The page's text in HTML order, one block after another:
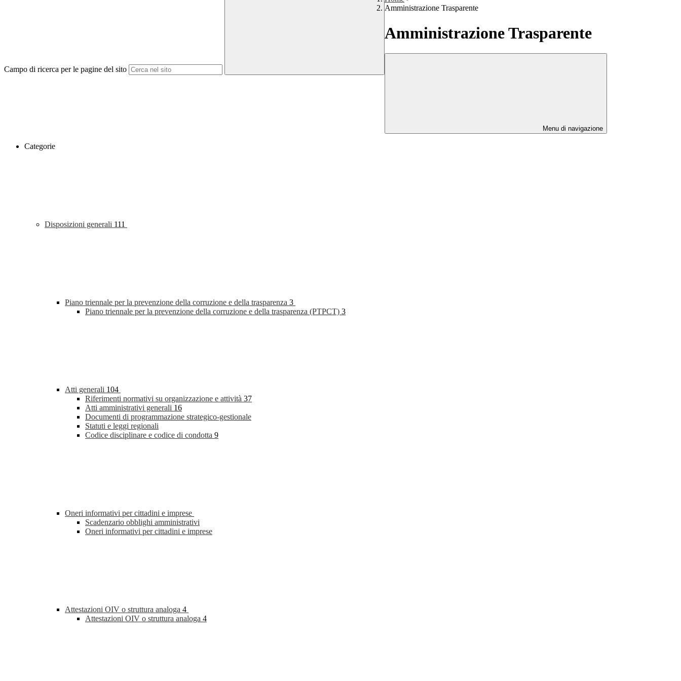
Campo di ricerca per le pagine del sito
Amministrazione Trasparente
Amministrazione Trasparente
Menu di navigazione
Categorie
Disposizioni generali 111
Piano triennale per la prevenzione della corruzione e della trasparenza 3
Piano triennale per la prevenzione della corruzione e della trasparenza (PTPCT) 3
Atti generali 104
Riferimenti normativi su organizzazione e attività 37
Atti amministrativi generali 16
Documenti di programmazione strategico-gestionale
Statuti e leggi regionali
Codice disciplinare e codice di condotta 9
Oneri informativi per cittadini e imprese
Scadenzario obblighi amministrativi
Oneri informativi per cittadini e imprese
Attestazioni OIV o struttura analoga 4
Attestazioni OIV o struttura analoga 4